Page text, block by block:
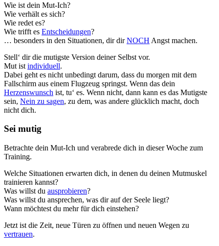
Wie ist dein Mut-Ich?
Wie verhält es sich?
Wie redet es?
Wie trifft es Entscheidungen?
… besonders in den Situationen, dir dirNOCH Angst machen.
Stell‘ dir die mutigste Version deiner Selbst vor.
Mut ist individuell.
Dabei geht es nicht unbedingt darum, dass du morgen mit dem
Fallschirm aus einem Flugzeug springst. Wenn das dein
Herzenswunsch ist, tu‘ es. Wenn nicht, dann kann es das Mutigste
sein, Nein zu sagen, zu dem, was andere glücklich macht, doch
nicht dich.
Sei mutig
Betrachte dein Mut-Ich und verabrede dich in dieser Woche zum
Training.
Welche Situationen erwarten dich, in denen du deinen Mutmuskel
trainieren kannst?
Was willst du ausprobieren?
Was willst du ansprechen, was dir auf der Seele liegt?
Wann möchtest du mehr für dich einstehen?
Jetzt ist die Zeit, neue Türen zu öffnen und neuen Wegen zu
vertrauen.